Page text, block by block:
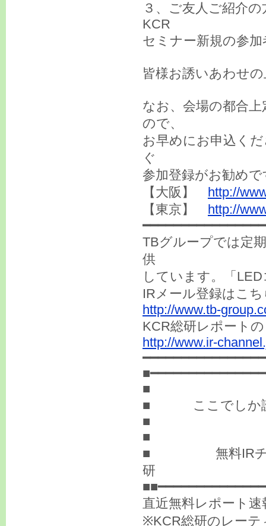
３、ご友人ご紹介
KCR
セミナー新規の参
皆様お誘いあわせ
なお、会場の都合
ので、
お早めにお申込く
ぐ
参加登録がお勧めで
【大阪】 http://
【東京】 http://
TBグループでは定
供
しています。「
IRメール登録はこ
http://www.tb-
KCR総研レポート
http://www.ir-
■
■ ここでしか読め
■
■
■ 無料IRチャ
研
直近無料レポート速
※KCR総研のレーテ